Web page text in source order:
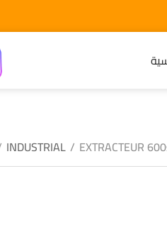
INDUSTRIAL / EXTRACTEUR